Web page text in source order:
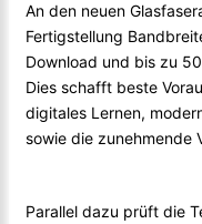
An den neuen
Fertigstellung
Download und bis zu
Dies schafft beste
digitales Lernen,
sowie die zunehmende
Parallel dazu prüft die